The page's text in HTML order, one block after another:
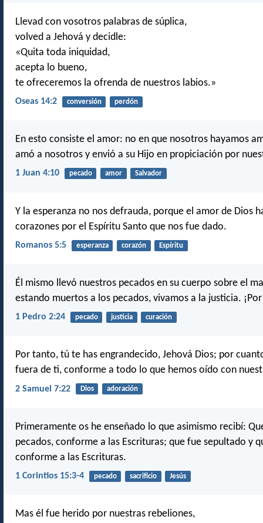
Llevad con vosotros palabras de súplica,
volved a Jehová y decidle:
«Quita toda iniquidad,
acepta lo bueno,
te ofreceremos la ofrenda de nuestros labios.»
Oseas 14:2 conversión perdón
En esto consiste el amor: no en que nosotros hayamos
amó a nosotros y envió a su Hijo en propiciación por
1 Juan 4:10 pecado amor Salvador
Y la esperanza no nos defrauda, porque el amor de Dios
corazones por el Espíritu Santo que nos fue dado.
Romanos 5:5 esperanza corazón Espíritu
Él mismo llevó nuestros pecados en su cuerpo sobre el
estando muertos a los pecados, vivamos a la justicia.
1 Pedro 2:24 pecado justicia curación
Por tanto, tú te has engrandecido, Jehová Dios; por
fuera de ti, conforme a todo lo que hemos oído con
2 Samuel 7:22 Dios adoración
Primeramente os he enseñado lo que asimismo recibí:
pecados, conforme a las Escrituras; que fue sepultado y
conforme a las Escrituras.
1 Corintios 15:3-4 pecado sacrificio Jesús
Mas él fue herido por nuestras rebeliones,